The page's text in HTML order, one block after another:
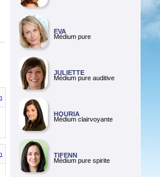
EVA
Médium pure
JULIETTE
Médium pure auditive
HOURIA
Médium clairvoyante
TIFENN
Médium pure spirite